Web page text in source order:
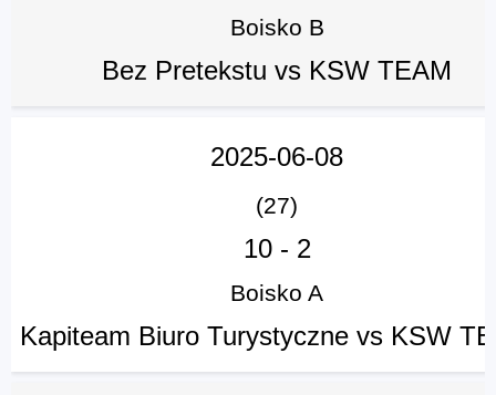
Boisko B
Bez Pretekstu vs KSW TEAM
2025-06-08
(27)
10- 2
Boisko A
Kapiteam Biuro Turystyczne vs KSW